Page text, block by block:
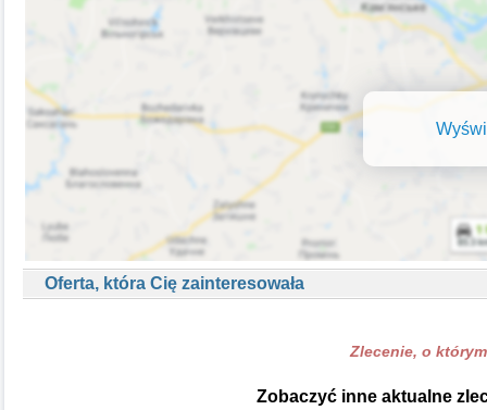
Oferta, która Cię zainteresowała
Zlecenie, o
Zobaczyć inne aktualne